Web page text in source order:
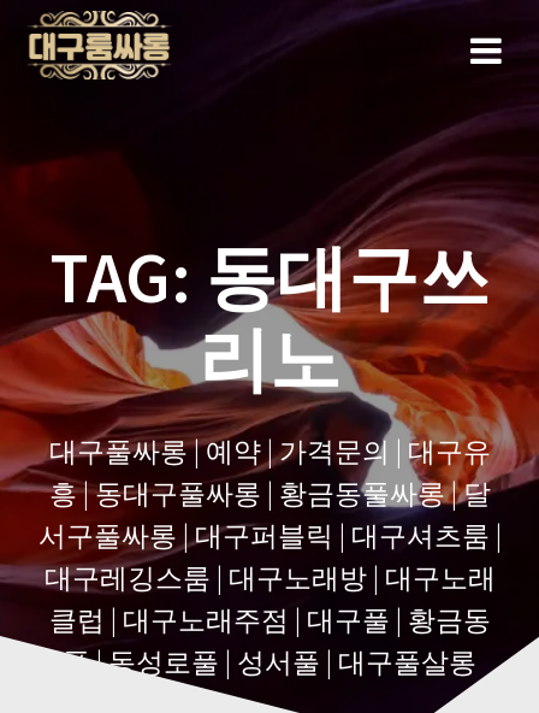
TAG: 동대구쓰
리노
대구풀싸롱 | 예약 | 가격문의 | 대구유
흥 | 동대구풀싸롱 | 황금동풀싸롱 | 달
서구풀싸롱 | 대구퍼블릭 | 대구셔츠룸 |
대구레깅스룸 | 대구노래방 | 대구노래
클럽 | 대구노래주점 | 대구풀 | 황금동
풀 | 동성로풀 | 성서풀 | 대구풀살롱